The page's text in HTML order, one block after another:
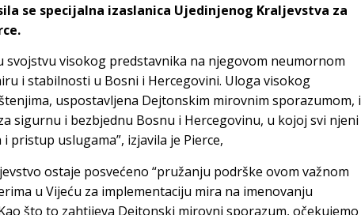
se specijalna izaslanica Ujedinjenog Kraljevstva za
svojstvu visokog predstavnika na njegovom neumornom
i stabilnosti u Bosni i Hercegovini. Uloga visokog
uspostavljena Dejtonskim mirovnim sporazumom, i
sigurnu i bezbjednu Bosnu i Hercegovinu, u kojoj svi njeni
pristup uslugama”, izjavila je Pierce,
ostaje posvećeno “pružanju podrške ovom važnom
u Vijeću za implementaciju mira na imenovanju
što to zahtijeva Dejtonski mirovni sporazum, očekujemo